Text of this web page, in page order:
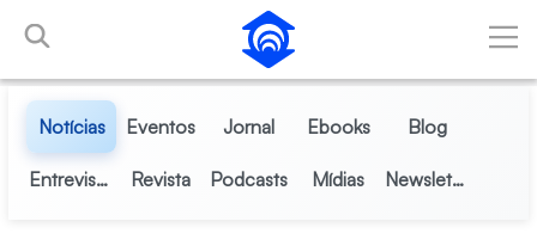
Pular para o Conteúdo principal
Notícias Eventos Jornal Ebooks Blog
Entrevistas Revista Podcasts Mídias Newsletter